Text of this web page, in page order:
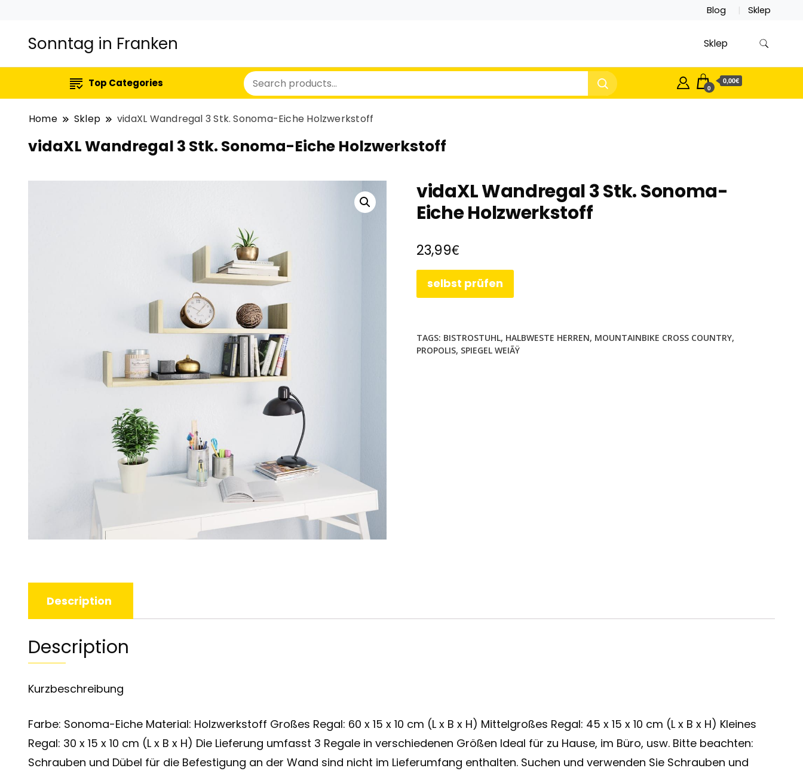
Blog Sklep
Sonntag in Franken Sklep
Top Categories 0
0,00€
Home Sklep vidaXL Wandregal 3 Stk. Sonoma-Eiche Holzwerkstoff
vidaXL Wandregal 3 Stk. Sonoma-Eiche Holzwerkstoff
vidaXL Wandregal 3 Stk. Sonoma-
Eiche Holzwerkstoff
23,99€
selbst prüfen
TAGS: BISTROSTUHL, HALBWESTE HERREN, MOUNTAINBIKE CROSS COUNTRY,
PROPOLIS, SPIEGEL WEIÃŸ
Description
Description
Kurzbeschreibung
Farbe: Sonoma-Eiche Material: Holzwerkstoff Großes Regal: 60 x 15 x 10 cm (L x B x H) Mittelgroßes Regal: 45 x 15 x 10 cm (L x B x H) Kleines
Regal: 30 x 15 x 10 cm (L x B x H) Die Lieferung umfasst 3 Regale in verschiedenen Größen Ideal für zu Hause, im Büro, usw. Bitte beachten:
Schrauben und Dübel für die Befestigung an der Wand sind nicht im Lieferumfang enthalten. Suchen und verwenden Sie Schrauben und